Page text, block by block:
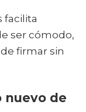
facilita
ser cómodo,
firmar sin
nuevo de